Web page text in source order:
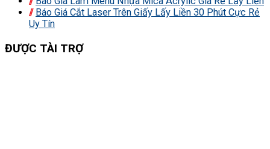
Báo Giá Cắt Laser Trên Giấy Lấy Liền 30 Phút Cực Rẻ
Uy Tín
ĐƯỢC TÀI TRỢ